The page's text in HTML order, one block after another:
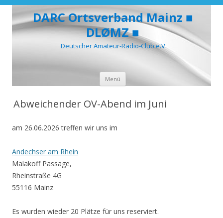
DARC Ortsverband Mainz ■
DLØMZ ■
Deutscher Amateur-Radio-Club e.V.
Menü
springen
Abweichender OV-Abend im Juni
am 26.06.2026 treffen wir uns im
Andechser am Rhein
Malakoff Passage,
Rheinstraße 4G
55116 Mainz
Es wurden wieder 20 Plätze für uns reserviert.